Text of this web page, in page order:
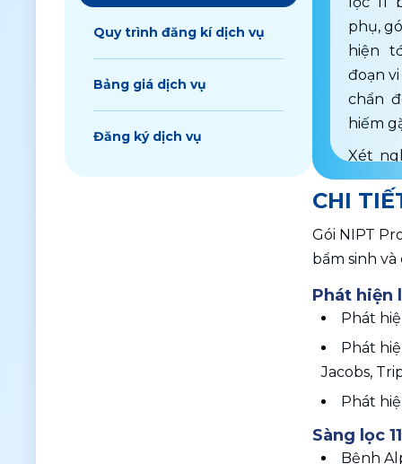
Quy trình đăng kí dịch vụ
Bảng giá dịch vụ
Đăng ký dịch vụ
phụ,
hiện
đoạn
chẩn
hiếm
Xét
tuần
nghệ
IVD,
quả
trình
động
đa, xét
an
hưởng
hệ
CHI
Gói NIPT
bẩm sinh
Phát hiện
Phát
Phát
Jacobs,
Phát
Sàng lọc
Bệnh